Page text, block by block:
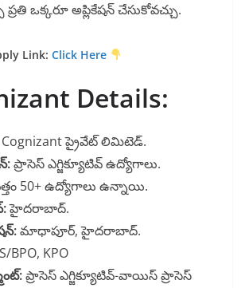
ప్రతి ఒక్కరూ అప్లికేషన్ చేసుకోవచ్చు.
Link: Click Here
Details:
Cognizant ప్రైవేట్ లిమిటెడ్.
ప్రాసెస్ ఎగ్జిక్యూటివ్ ఉద్యోగాలు.
50+ ఉద్యోగాలు ఉన్నాయి.
హైదరాబాద్.
మాధాపూర్, హైదరాబాద్.
BPO, KPO
ప్రాసెస్ ఎగ్జిక్యూటివ్-వాయిస్ ప్రాసెస్